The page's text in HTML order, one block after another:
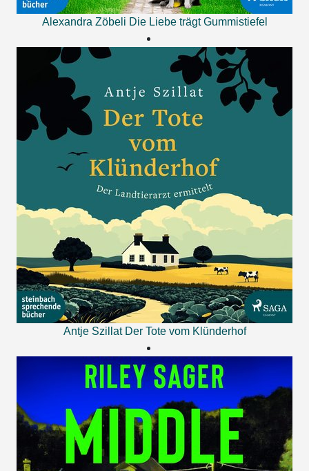
Alexandra Zöbeli Die Liebe trägt Gummistiefel
Antje Szillat Der Tote vom Klünderhof